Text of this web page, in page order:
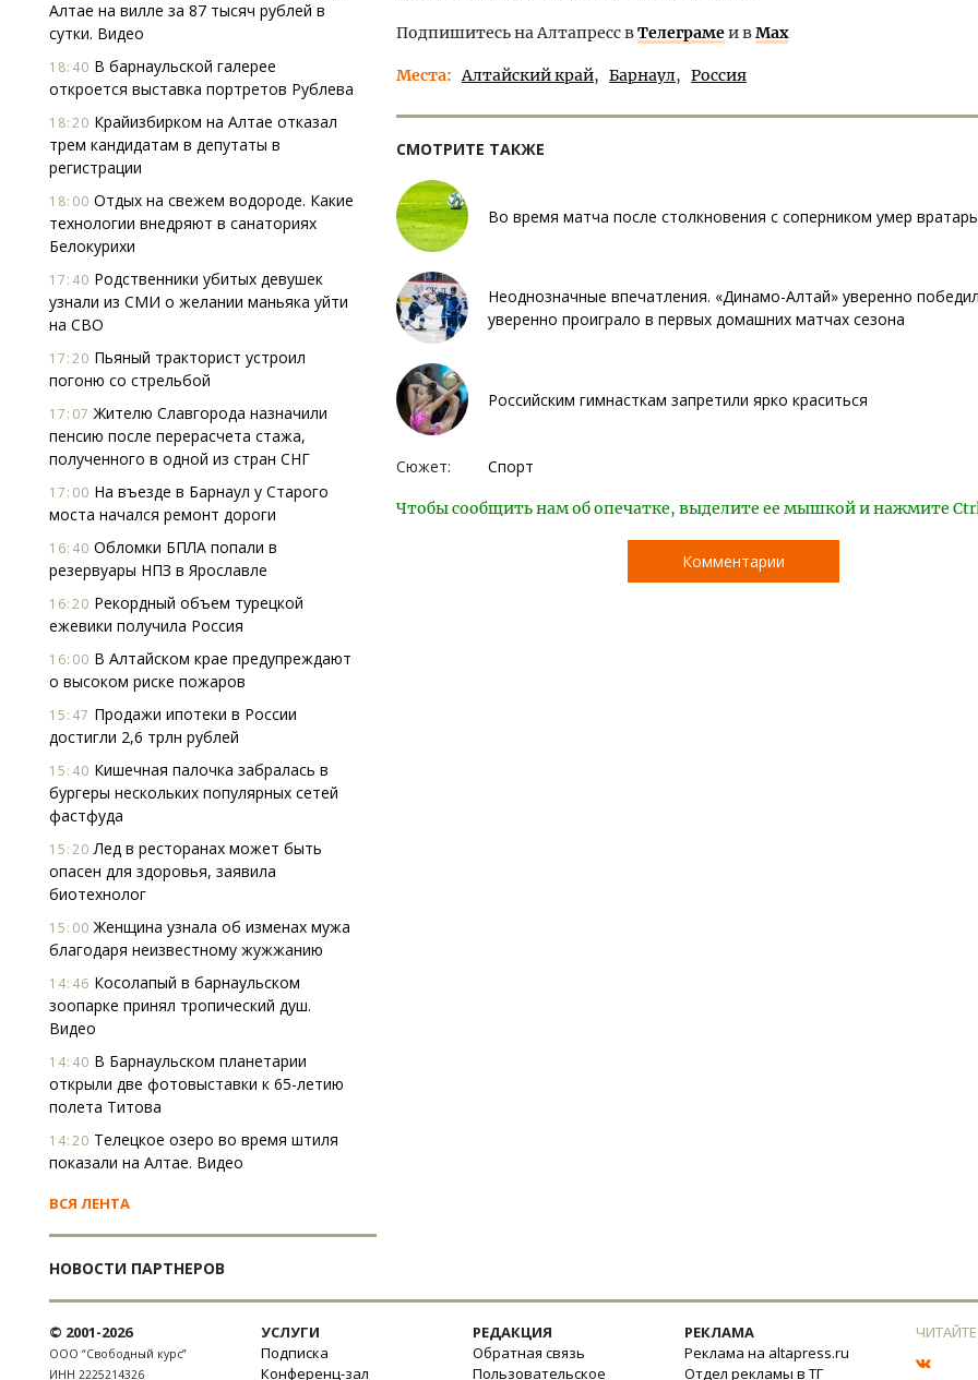
Алтае на вилле за 87 тысяч рублей в
сутки. Видео
18:40 В барнаульской галерее
откроется выставка портретов Рублева
18:20 Крайизбирком на Алтае отказал
трем кандидатам в депутаты в
регистрации
18:00 Отдых на свежем водороде. Какие
технологии внедряют в санаториях
Белокурихи
17:40 Родственники убитых девушек
узнали из СМИ о желании маньяка уйти
на СВО
17:20 Пьяный тракторист устроил
погоню со стрельбой
17:07 Жителю Славгорода назначили
пенсию после перерасчета стажа,
полученного в одной из стран СНГ
17:00 На въезде в Барнаул у Старого
моста начался ремонт дороги
16:40 Обломки БПЛА попали в
резервуары НПЗ в Ярославле
16:20 Рекордный объем турецкой
ежевики получила Россия
16:00 В Алтайском крае предупреждают
о высоком риске пожаров
15:47 Продажи ипотеки в России
достигли 2,6 трлн рублей
15:40 Кишечная палочка забралась в
бургеры нескольких популярных сетей
фастфуда
15:20 Лед в ресторанах может быть
опасен для здоровья, заявила
биотехнолог
15:00 Женщина узнала об изменах мужа
благодаря неизвестному жужжанию
14:46 Косолапый в барнаульском
зоопарке принял тропический душ.
Видео
14:40 В Барнаульском планетарии
открыли две фотовыставки к 65-летию
полета Титова
14:20 Телецкое озеро во время штиля
показали на Алтае. Видео
ВСЯ ЛЕНТА
НОВОСТИ ПАРТНЕРОВ
Подпишитесь на Алтапресс вТелеграмеи вMax
Места Алтайский край Барнаул Россия
СМОТРИТЕ ТАКЖЕ
Во время матча после столкновения с соперником умер вратарь
Неоднозначные впечатления. «Динамо-Алтай» уверенно
уверенно проиграло в первых домашних матчах сезона
Российским гимнасткам запретили ярко краситься
Сюжет: Спорт
Чтобы сообщить нам об опечатке, выделите ее мышкой и нажмите
Комментарии
© 2001-2026
ООО “Свободный курс”
ИНН 2225214326
УСЛУГИ
Подписка
Конференц-зал
РЕДАКЦИЯ
Обратная связь
Пользовательское
РЕКЛАМА
Реклама на altapress.ru
Отдел рекламы в ТГ